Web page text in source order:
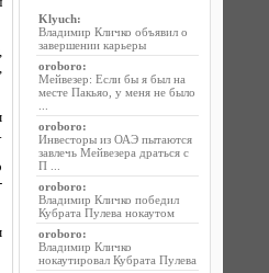
Klyuch:
Владимир Кличко объявил о
завершении карьеры
oroboro:
Мейвезер: Если бы я был на
месте Пакьяо, у меня не было
oroboro:
Инвесторы из ОАЭ пытаются
завлечь Мейвезера драться с
П ...
oroboro:
Владимир Кличко победил
Кубрата Пулева нокаутом
oroboro:
Владимир Кличко
нокаутировал Кубрата Пулева